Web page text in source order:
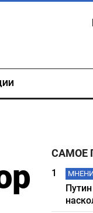
САМОЕ
1